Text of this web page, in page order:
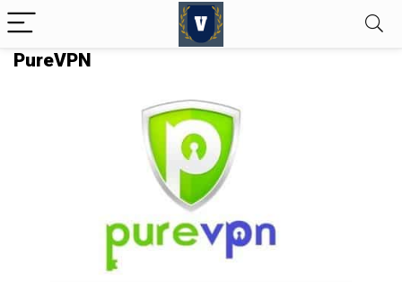
PureVPN